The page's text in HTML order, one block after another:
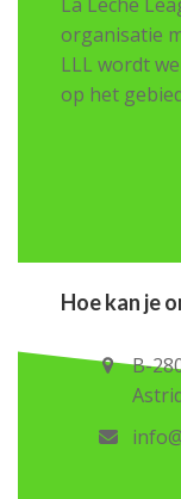
organisatie
LLL wordt
op het
Hoe kan je
B-